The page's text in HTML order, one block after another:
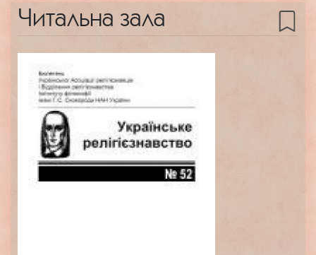
Читальна зала